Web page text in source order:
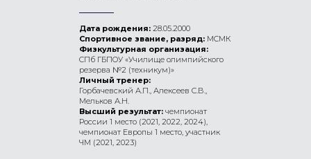
Дата рождения: 28.05.2000
Спортивное звание, разряд: МСМК
Физкультурная организация:
СПб ГБПОУ «Училище олимпийского
резерва №2 (техникум)»
Личный тренер:
Горбачевский А.П., Алексеев С.В.,
Мельков А.Н.
Высший результат: чемпионат
России 1 место (2021, 2022, 2024),
чемпионат Европы 1 место, участник
ЧМ (2021, 2023)